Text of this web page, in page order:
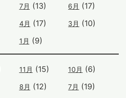
7月 (13) 6月 (17)
4月 (17) 3月 (10)
1月 (9)
11月 (15) 10月 (6)
8月 (12) 7月 (19)